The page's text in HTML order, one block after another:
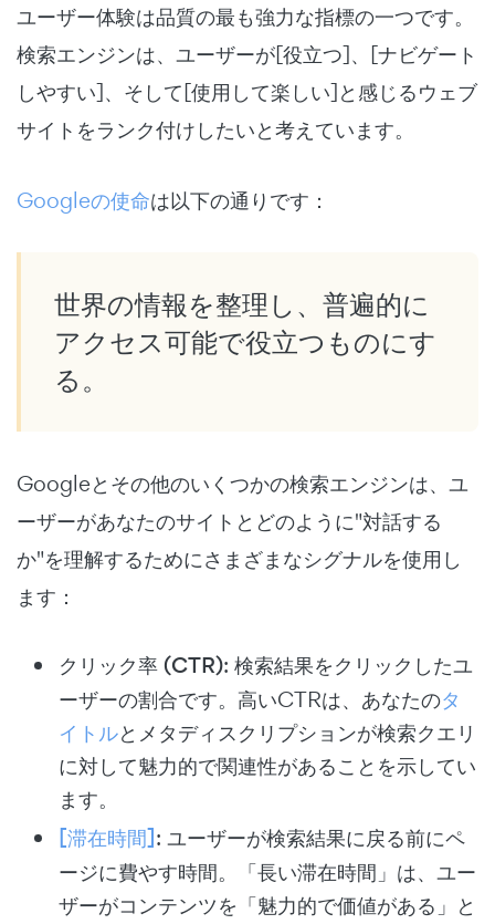
ユーザー体験は品質の最も強力な指標の一つです。
検索エンジンは、ユーザーが[役立つ]、[ナビゲート
しやすい]、そして[使用して楽しい]と感じるウェブ
サイトをランク付けしたいと考えています。
Googleの使命は以下の通りです：
世界の情報を整理し、普遍的に
アクセス可能で役立つものにす
る。
Googleとその他のいくつかの検索エンジンは、ユ
ーザーがあなたのサイトとどのように"対話する
か"を理解するためにさまざまなシグナルを使用し
ます：
クリック率 (CTR): 検索結果をクリックしたユ
ーザーの割合です。高いCTRは、あなたのタ
イトルとメタディスクリプションが検索クエリ
に対して魅力的で関連性があることを示してい
ます。
[滞在時間]: ユーザーが検索結果に戻る前にペ
ージに費やす時間。「長い滞在時間」は、ユー
ザーがコンテンツを「魅力的で価値がある」と